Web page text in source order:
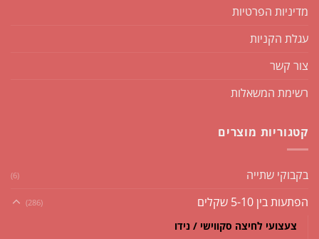
מדיניות הפרטיות
עגלת הקניות
צור קשר
רשימת המשאלות
קטגוריות מוצרים
בקבוקי שתייה (6)
הפתעות בין 5-10 שקלים (286)
צעצועי לחיצה סקווישי / נידו